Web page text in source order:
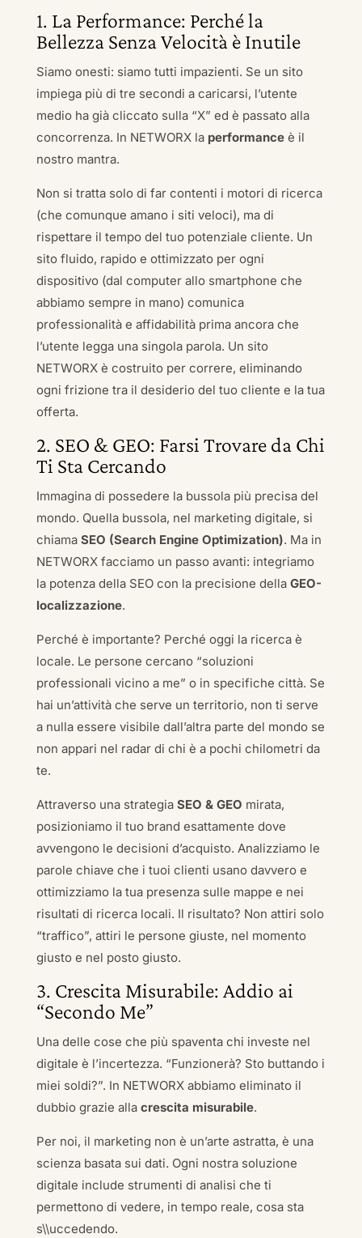
1. La Performance: Perché la
Bellezza Senza Velocità è Inutile
Siamo onesti: siamo tutti impazienti. Se un sito
impiega più di tre secondi a caricarsi, l’utente
medio ha già cliccato sulla “X” ed è passato alla
concorrenza. In NETWORX la performanceè il
nostro mantra.
Non si tratta solo di far contenti i motori di ricerca
(che comunque amano i siti veloci), ma di
rispettare il tempo del tuo potenziale cliente. Un
sito fluido, rapido e ottimizzato per ogni
dispositivo (dal computer allo smartphone che
abbiamo sempre in mano) comunica
professionalità e affidabilità prima ancora che
l’utente legga una singola parola. Un sito
NETWORX è costruito per correre, eliminando
ogni frizione tra il desiderio del tuo cliente e la tua
offerta.
2. SEO & GEO: Farsi Trovare da Chi
Ti Sta Cercando
Immagina di possedere la bussola più precisa del
mondo. Quella bussola, nel marketing digitale, si
chiama SEO (Search Engine Optimization). Ma in
NETWORX facciamo un passo avanti: integriamo
la potenza della SEO con la precisione della GEO-
localizzazione.
Perché è importante? Perché oggi la ricerca è
locale. Le persone cercano “soluzioni
professionali vicino a me” o in specifiche città. Se
hai un’attività che serve un territorio, non ti serve
a nulla essere visibile dall’altra parte del mondo se
non appari nel radar di chi è a pochi chilometri da
te.
Attraverso una strategia SEO & GEO mirata,
posizioniamo il tuo brand esattamente dove
avvengono le decisioni d’acquisto. Analizziamo le
parole chiave che i tuoi clienti usano davvero e
ottimizziamo la tua presenza sulle mappe e nei
risultati di ricerca locali. Il risultato? Non attiri solo
“traffico”, attiri le persone giuste, nel momento
giusto e nel posto giusto.
3. Crescita Misurabile: Addio ai
“Secondo Me”
Una delle cose che più spaventa chi investe nel
digitale è l’incertezza. “Funzionerà? Sto buttando i
miei soldi?”. In NETWORX abbiamo eliminato il
dubbio grazie alla crescita misurabile.
Per noi, il marketing non è un’arte astratta, è una
scienza basata sui dati. Ogni nostra soluzione
digitale include strumenti di analisi che ti
permettono di vedere, in tempo reale, cosa sta
s\\uccedendo.